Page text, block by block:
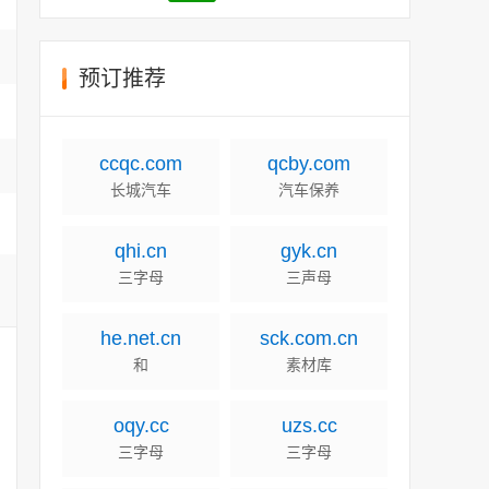
预订推荐
ccqc.com
长城汽车
qcby.com
汽车保养
qhi.cn
三字母
gyk.cn
三声母
he.net.cn
和
sck.com.cn
素材库
oqy.cc
三字母
uzs.cc
三字母